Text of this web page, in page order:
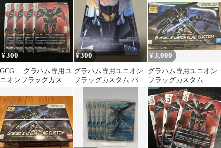
¥300
GCG グラハム専用ユ
ニオンフラッグカスタ
４枚 GD04
¥300
グラハム専用ユニオン
フラッグカスタム パラ
¥3,000
グラハム専用ユニオン
フラッグカスタム